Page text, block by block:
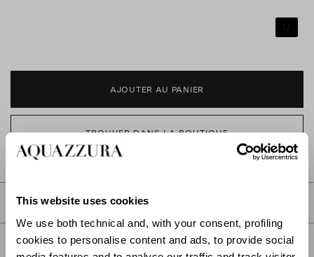
This website uses cookies
We use both technical and, with your consent, profiling
cookies to personalise content and ads, to provide social
AJOUTER AU PANIER
TROUVER DANS LA BOUTIQUE
DESCRIPTION
DÉTAIL